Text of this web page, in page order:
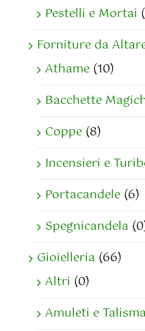
Pestelli e Mortai
Forniture da
Athame (10)
Bacchette
Coppe (8)
Incensieri e
Portacandele (6)
Spegnicandela
Gioielleria (66)
Altri (0)
Amuleti e